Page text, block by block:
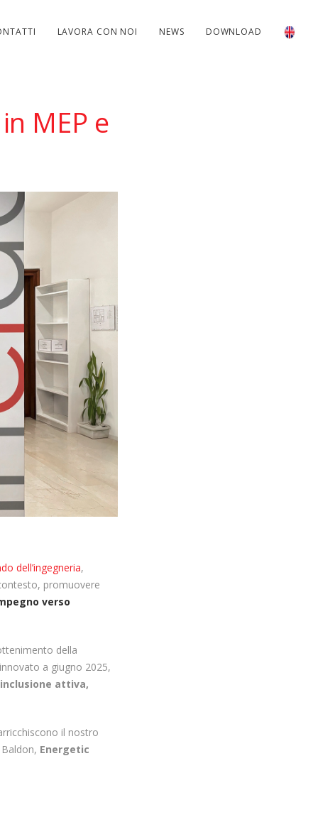
LAVORA CON NOI NEWS DOWNLOAD
MEP e
dell’ingegneria,
promuovere
verso
della
a giugno 2025,
inclusione attiva,
il nostro
Energetic